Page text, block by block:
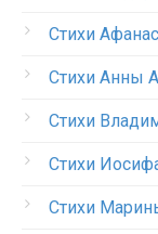
Стихи
Стихи Анны
Стихи
Стихи
Стихи